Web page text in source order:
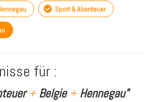
Sport & Abenteuer
für :
+Belgie +Hennegau"